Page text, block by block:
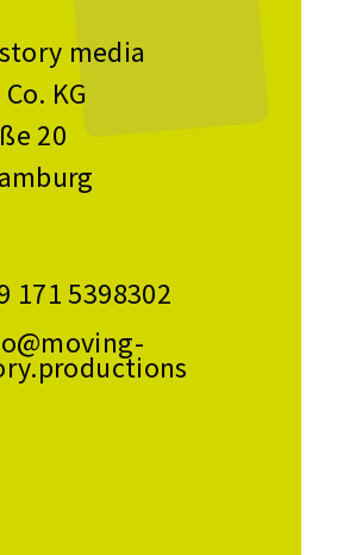
media
KG
20
171 5398302